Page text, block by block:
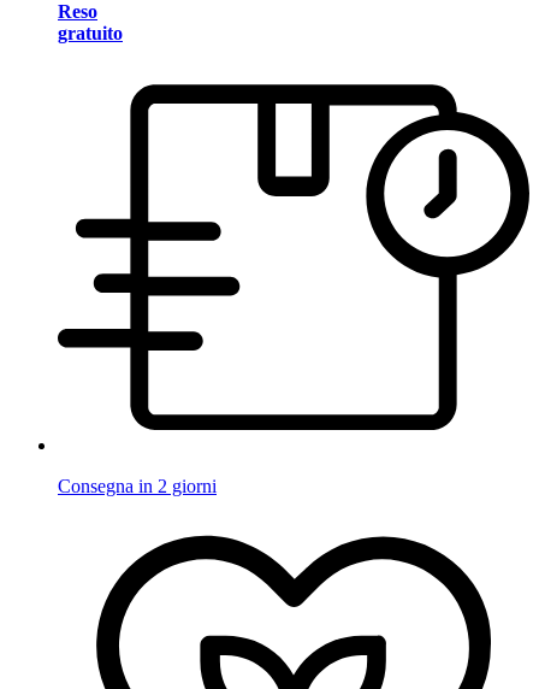
Reso
gratuito
Consegna in 2 giorni